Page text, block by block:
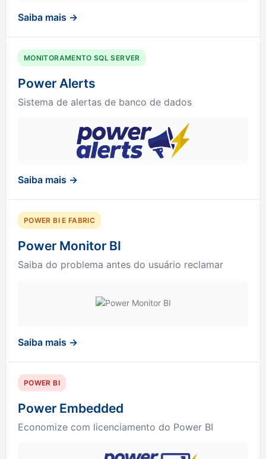
Saiba mais →
MONITORAMENTO SQL SERVER
Power Alerts
Sistema de alertas de banco de dados
Saiba mais →
POWER BI E FABRIC
Power Monitor BI
Saiba do problema antes do usuário reclamar
Saiba mais →
POWER BI
Power Embedded
Economize com licenciamento do Power BI